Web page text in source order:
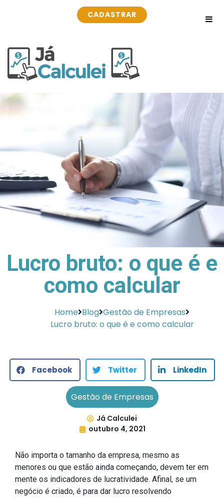
CADASTRAR
Lucro bruto: o que é e
como calcular
Home Blog Gestão de Empresas
Lucro bruto: o que é e como calcular
Facebook Twitter LinkedIn
Gestão de Empresas
Já Calculei
outubro 4, 2021
Não importa o tamanho da empresa, mesmo as
menores ou que estão ainda começando, devem ter em
mente os indicadores de lucratividade. Afinal, se um
negócio é criado, é para dar lucro resolvendo